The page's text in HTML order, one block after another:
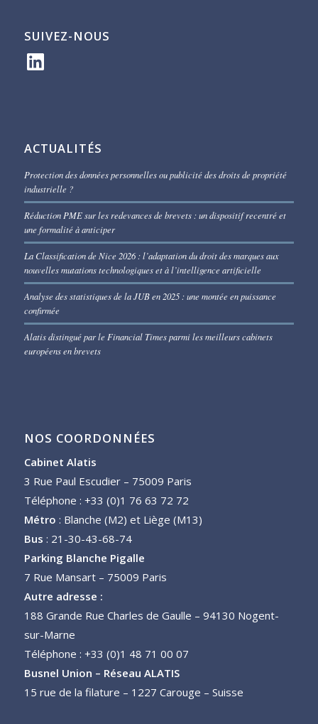
SUIVEZ-NOUS
LinkedIn
ACTUALITÉS
Protection des données personnelles ou publicité des droits de propriété
industrielle ?
Réduction PME sur les redevances de brevets : un dispositif recentré et
une formalité à anticiper
La Classification de Nice 2026 : l’adaptation du droit des marques aux
nouvelles mutations technologiques et à l’intelligence artificielle
Analyse des statistiques de la JUB en 2025 : une montée en puissance
confirmée
Alatis distingué par le Financial Times parmi les meilleurs cabinets
européens en brevets
NOS COORDONNÉES
Cabinet Alatis
3 Rue Paul Escudier – 75009 Paris
Téléphone : +33 (0)1 76 63 72 72
Métro : Blanche (M2) et Liège (M13)
Bus : 21-30-43-68-74
Parking Blanche Pigalle
7 Rue Mansart – 75009 Paris
Autre adresse :
188 Grande Rue Charles de Gaulle – 94130 Nogent-
sur-Marne
Téléphone : +33 (0)1 48 71 00 07
Busnel Union – Réseau ALATIS
15 rue de la filature – 1227 Carouge – Suisse